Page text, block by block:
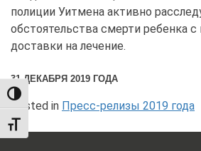
TOGGLE HIGH CONTRAST
TOGGLE FONT SIZE
полиции Уитмена активно
обстоятельства смерти ребенка
доставки на лечение.
31 ДЕКАБРЯ 2019 ГОДА
Posted in Пресс-релизы 2019 года